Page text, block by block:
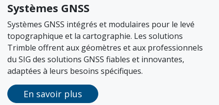
Systèmes GNSS
Systèmes GNSS intégrés et modulaires pour le levé
topographique et la cartographie. Les solutions
Trimble offrent aux géomètres et aux professionnels
du SIG des solutions GNSS fiables et innovantes,
adaptées à leurs besoins spécifiques.
En savoir plus